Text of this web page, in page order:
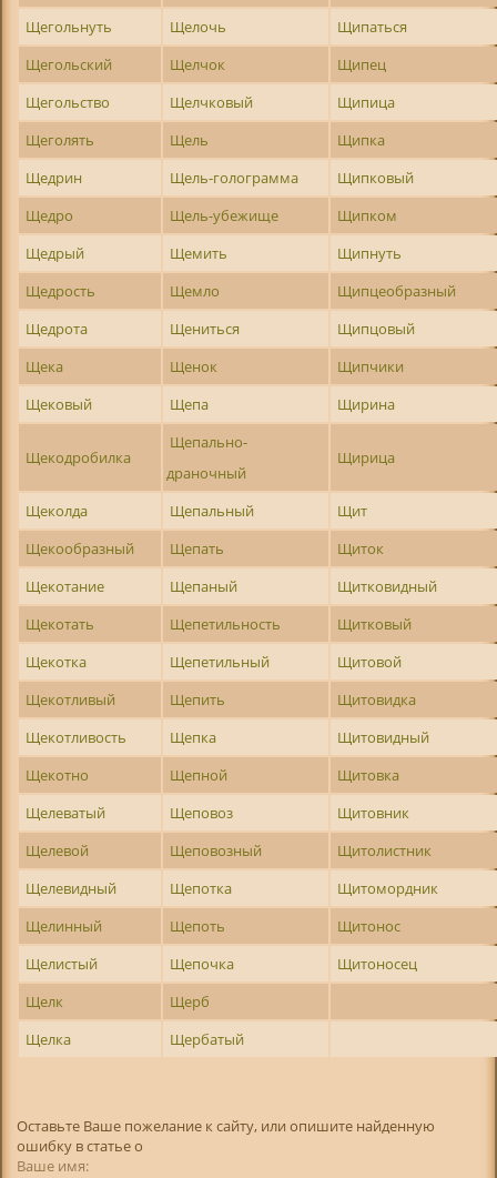
Щегольнуть
Щелочь
Щипаться
Щегольский
Щелчок
Щипец
Щегольство
Щелчковый
Щипица
Щеголять
Щель
Щипка
Щедрин
Щель-голограмма
Щипковый
Щедро
Щель-убежище
Щипком
Щедрый
Щемить
Щипнуть
Щедрость
Щемло
Щипцеобразный
Щедрота
Щениться
Щипцовый
Щека
Щенок
Щипчики
Щековый
Щепа Щирина
Щекодробилка
Щепально-
драночный
Щирица
Щеколда Щепальный
Щит
Щекообразный
Щепать
Щиток
Щекотание
Щепаный
Щитковидный
Щекотать
Щепетильность
Щитковый
Щекотка
Щепетильный
Щитовой
Щекотливый
Щепить
Щитовидка
Щекотливость
Щепка
Щитовидный
Щекотно
Щепной
Щитовка
Щелеватый
Щеповоз
Щитовник
Щелевой
Щеповозный
Щитолистник
Щелевидный
Щепотка
Щитомордник
Щелинный
Щепоть
Щитонос
Щелистый
Щепочка
Щитоносец
Щелк
Щерб
Щелка
Щербатый
Оставьте Ваше пожелание к сайту, или опишите найденную
ошибку в статье о
Ваше имя: